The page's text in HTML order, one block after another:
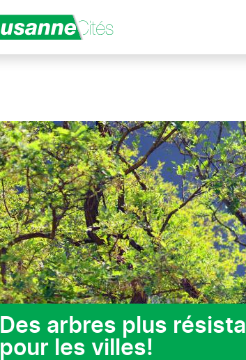
Des arbres plus
pour les villes!